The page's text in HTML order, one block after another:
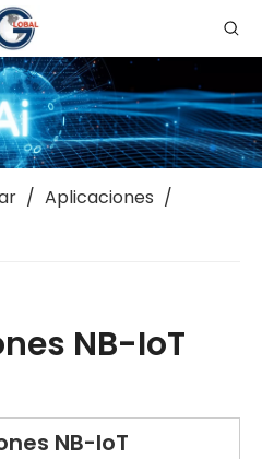
/ Aplicaciones /
NB-IoT
NB-IoT